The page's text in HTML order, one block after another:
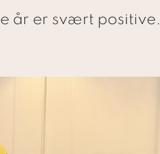
år er svært positive.